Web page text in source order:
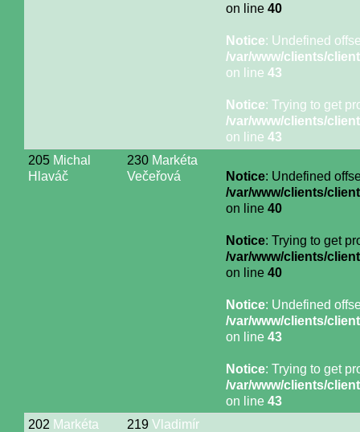
on line 40
Notice: Undefined
/var/www/clients/
on line 43
Notice: Trying to get
/var/www/clients/
on line 43
205 Michal
Hlaváč
230 Markéta
Večeřová
Notice: Undefined
/var/www/clients/
on line 40
Notice: Trying to get
/var/www/clients/
on line 40
Notice: Undefined
/var/www/clients/
on line 43
Notice: Trying to get
/var/www/clients/
on line 43
202 Markéta
219 Vladimír